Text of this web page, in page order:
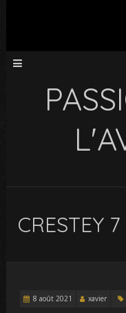
CRESTEY 7
8 août 2021 xavier